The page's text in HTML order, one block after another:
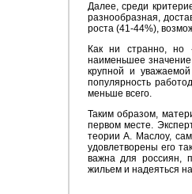
Далее, среди
разнообразная,
роста (41-44%),
Как ни странно, но
наименьшее
крупной и
популярность
меньше всего.
Таким образом,
первом месте.
теории А. Маслоу,
удовлетворены его
важна для россиян,
жильем и надеяться